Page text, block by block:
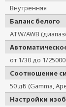
Внутренняя
Баланс белого
ATW/AWB
от 1/30 до 1/
Соотношение
50 дБ (Gamma,
Настройки